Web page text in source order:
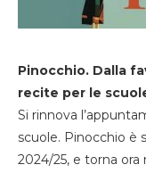
Pinocchio. Dalla
recite per le
Si rinnova
scuole. Pinocchio è
2024/25, e torna ora